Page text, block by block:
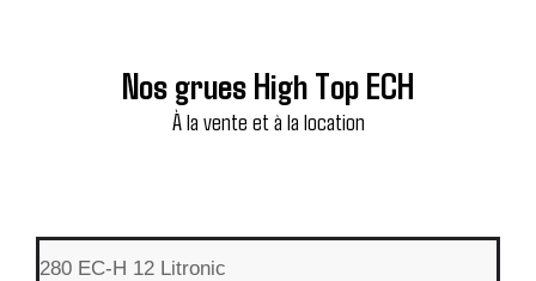
Nos grues High Top ECH
À la vente et à la location
280 EC-H 12 Litronic